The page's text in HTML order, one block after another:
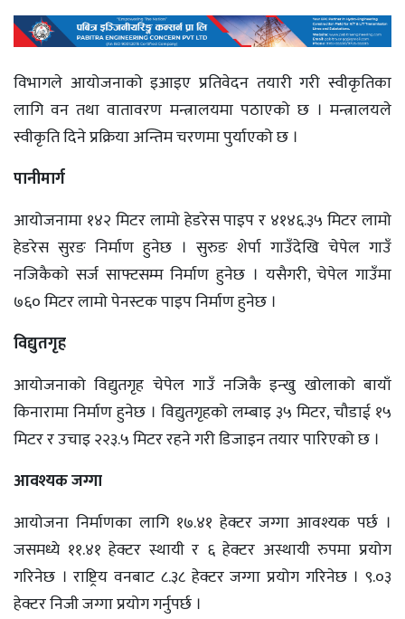
विभागले आयोजनाको इआइए प्रतिवेदन तयारी गरी स्वीकृतिका
लागि वन तथा वातावरण मन्त्रालयमा पठाएको छ । मन्त्रालयले
स्वीकृति दिने प्रक्रिया अन्तिम चरणमा पुर्याएको छ ।
पानीमार्ग
आयोजनामा १४२ मिटर लामो हेडरेस पाइप र ४१४६.३५ मिटर लामो
हेडरेस सुरङ निर्माण हुनेछ । सुरुङ शेर्पा गाउँदेखि चेपेल गाउँ
नजिकैकाे सर्ज साफ्टसम्म निर्माण हुनेछ । यसैगरी, चेपेल गाउँमा
७६० मिटर लामो पेनस्टक पाइप निर्माण हुनेछ ।
विद्युतगृह
आयोजनाको विद्युतगृह चेपेल गाउँ नजिकै इन्खु खोलाको बायाँ
किनारामा निर्माण हुनेछ । विद्युतगृहको लम्बाइ ३५ मिटर, चौडाई १५
मिटर र उचाइ २२३.५ मिटर रहने गरी डिजाइन तयार पारिएको छ ।
आवश्यक जग्गा
आयोजना निर्माणका लागि १७.४१ हेक्टर जग्गा आवश्यक पर्छ ।
जसमध्ये ११.४१ हेक्टर स्थायी र ६ हेक्टर अस्थायी रुपमा प्रयोग
गरिनेछ । राष्ट्रिय वनबाट ८.३८ हेक्टर जग्गा प्रयोग गरिनेछ । ९.०३
हेक्टर निजी जग्गा प्रयोग गर्नुपर्छ ।